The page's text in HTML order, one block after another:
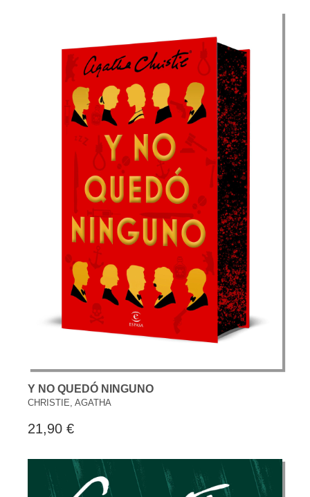
Y NO QUEDÓ NINGUNO
CHRISTIE, AGATHA
21,90 €